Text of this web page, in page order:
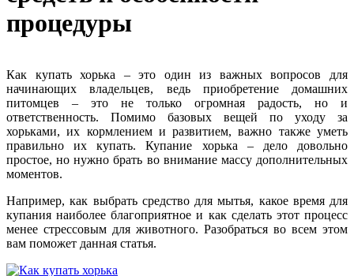
процедуры
Как купать хорька – это один из важных вопросов для
начинающих владельцев, ведь приобретение домашних
питомцев – это не только огромная радость, но и
ответственность. Помимо базовых вещей по уходу за
хорьками, их кормлением и развитием, важно также уметь
правильно их купать. Купание хорька – дело довольно
простое, но нужно брать во внимание массу дополнительных
моментов.
Например, как выбрать средство для мытья, какое время для
купания наиболее благоприятное и как сделать этот процесс
менее стрессовым для животного. Разобраться во всем этом
вам поможет данная статья.